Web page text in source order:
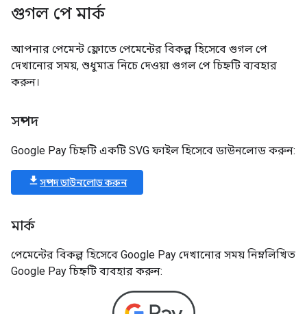
গুগল পে মার্ক
আপনার পেমেন্ট ফ্লোতে পেমেন্টের বিকল্প হিসেবে গুগল পে
দেখানোর সময়, শুধুমাত্র নিচে দেওয়া গুগল পে চিহ্নটি ব্যবহার
করুন।
সম্পদ
Google Pay চিহ্নটি একটি SVG ফাইল হিসেবে ডাউনলোড করুন:
সম্পদ ডাউনলোড করুন
মার্ক
পেমেন্টের বিকল্প হিসেবে Google Pay দেখানোর সময় নিম্নলিখিত
Google Pay চিহ্নটি ব্যবহার করুন: